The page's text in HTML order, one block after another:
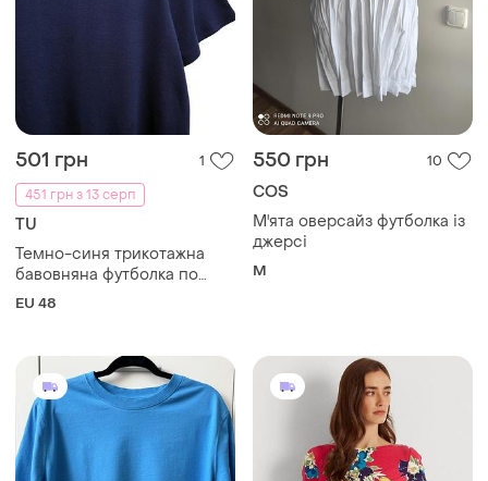
501 грн
1
451 грн з 13 серп
TU
Темно-синя трикотажна
бавовняна футболка по
фігурі р.20
EU 48
550 грн 10
COS
М'ята оверсайз футболка із
джерсі
M